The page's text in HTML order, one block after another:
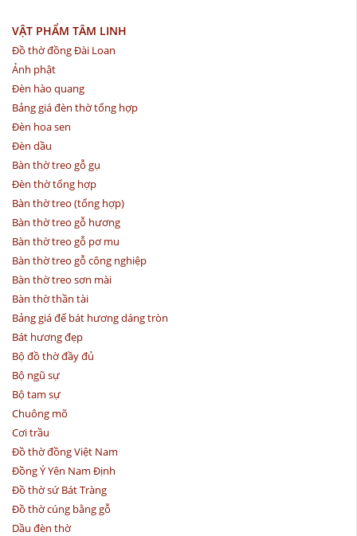
VẬT PHẨM TÂM LINH
Đồ thờ đồng Đài Loan
Ảnh phật
Đèn hào quang
Bảng giá đèn thờ tổng hợp
Đèn hoa sen
Đèn dầu
Bàn thờ treo gỗ gụ
Đèn thờ tổng hợp
Bàn thờ treo (tổng hợp)
Bàn thờ treo gỗ hương
Bàn thờ treo gỗ pơ mu
Bàn thờ treo gỗ công nghiệp
Bàn thờ treo sơn mài
Bàn thờ thần tài
Bảng giá đế bát hương dáng tròn
Bát hương đẹp
Bộ đồ thờ đầy đủ
Bộ ngũ sự
Bộ tam sự
Chuông mõ
Cơi trầu
Đồ thờ đồng Việt Nam
Đồng Ý Yên Nam Định
Đồ thờ sứ Bát Tràng
Đồ thờ cúng bằng gỗ
Dầu đèn thờ